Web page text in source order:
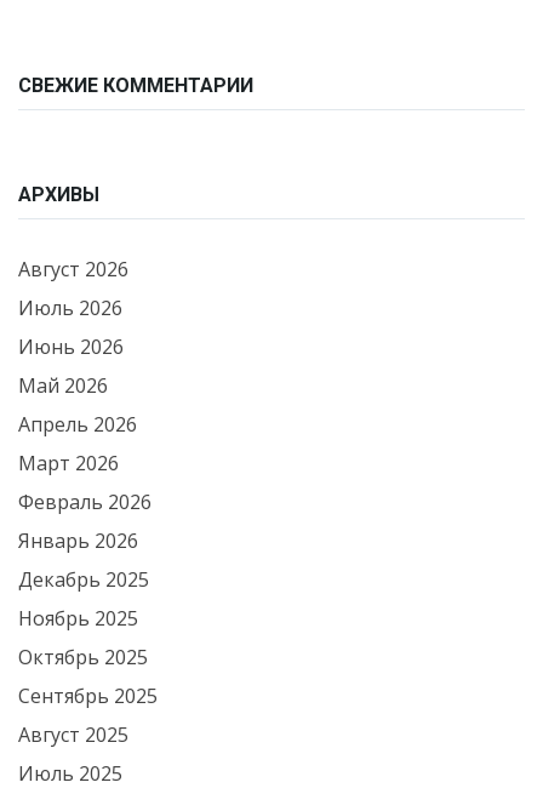
СВЕЖИЕ КОММЕНТАРИИ
АРХИВЫ
Август 2026
Июль 2026
Июнь 2026
Май 2026
Апрель 2026
Март 2026
Февраль 2026
Январь 2026
Декабрь 2025
Ноябрь 2025
Октябрь 2025
Сентябрь 2025
Август 2025
Июль 2025